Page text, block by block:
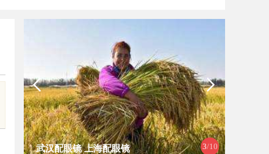
3/10
武汉配眼镜 上海配眼镜